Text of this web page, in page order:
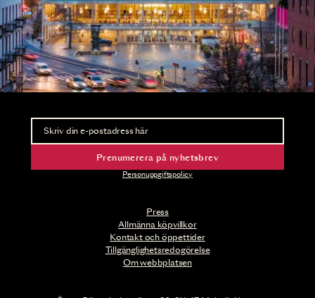
Press
Allmänna köpvillkor
Kontakt och öppettider
Tillgänglighetsredogörelse
Om webbplatsen
Nyhetsbrev
Ta del av förhandsinformation och biljettsläpp.
Prenumerera på nyhetsbrev
Personuppgiftspolicy